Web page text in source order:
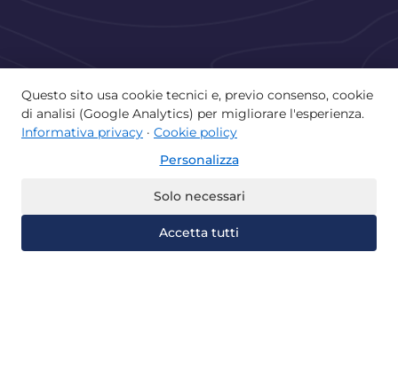
Copyright © 2026 Istituto Paritario Lorenzo
Valla di Castellammare di Stabia | Powered by
Istituto Lorenzo Valla
La scuola e il territorio
Offerta didattica
Questo sito usa cookie tecnici e, previo consenso, cookie
di analisi (Google Analytics) per migliorare l'esperienza.
Informativa privacy · Cookie policy
Personalizza
Solo necessari
Accetta tutti